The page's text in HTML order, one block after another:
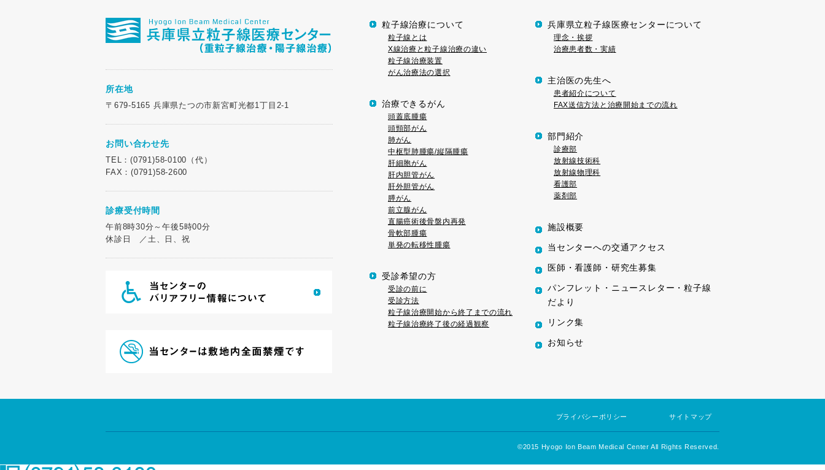
所在地
〒679-5165 兵庫県たつの市新宮町光都1丁目2-1
お問い合わせ先
TEL：(0791)58-0100（代）
FAX：(0791)58-2600
診療受付時間
午前8時30分～午後5時00分
休診日 ／土、日、祝
粒子線治療について
粒子線とは
X線治療と粒子線治療の違い
粒子線治療装置
がん治療法の選択
治療できるがん
頭蓋底腫瘍
頭頸部がん
肺がん
中枢型肺腫瘍/縦隔腫瘍
肝細胞がん
肝内胆管がん
肝外胆管がん
膵がん
前立腺がん
直腸癌術後骨盤内再発
骨軟部腫瘍
単発の転移性腫瘍
受診希望の方
受診の前に
受診方法
粒子線治療開始から終了までの流れ
粒子線治療終了後の経過観察
兵庫県立粒子線医療センターについて
理念・挨拶
治療患者数・実績
主治医の先生へ
患者紹介について
FAX送信方法と治療開始までの流れ
部門紹介
診療部
放射線技術科
放射線物理科
看護部
薬剤部
施設概要
当センターへの交通アクセス
医師・看護師・研究生募集
パンフレット・ニュースレター・粒子線
だより
リンク集
お知らせ
サイトマップ
プライバシーポリシー
©2015 Hyogo Ion Beam Medical Center All Rights Reserved.